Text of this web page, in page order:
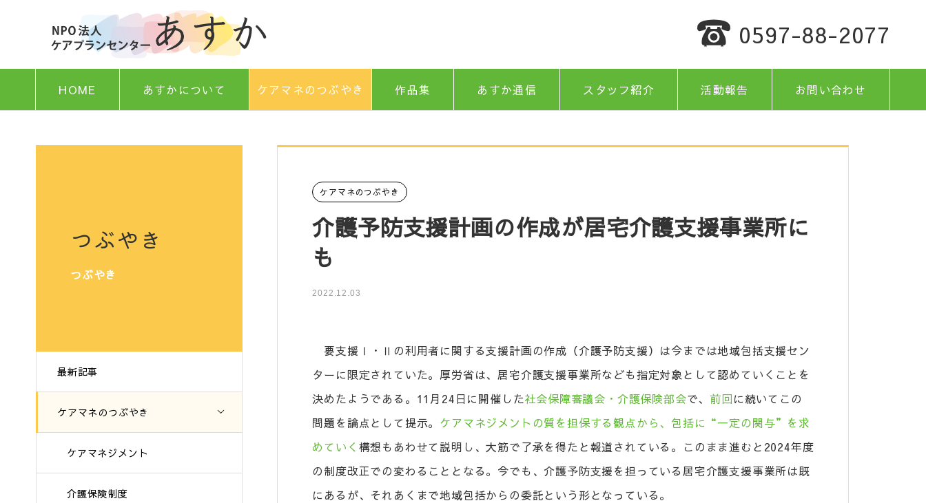
0597-88-2077
HOME あすかについて ケアマネのつぶやき 作品集 あすか通信 スタッフ紹介 活動報告 お問い合わせ
つぶやき
つぶやき
最新記事
ケアマネのつぶやき
ケアマネジメント
介護保険制度
ケアマネのつぶやき
介護予防支援計画の作成が居宅介護支援事業所に
も
2022.12.03
要支援Ⅰ・Ⅱの利用者に関する支援計画の作成（介護予防支援）は今までは地域包括支援セン
ターに限定されていた。厚労省は、居宅介護支援事業所なども指定対象として認めていくことを
決めたようである。11月24日に開催した社会保障審議会・介護保険部会で、 前回に続いてこの
問題を論点として提示。 ケアマネジメントの質を担保する観点から、包括に“一定の関与”を求
めていく 構想もあわせて説明し、大筋で了承を得たと報道されている。このまま進むと2024年度
の制度改正での変わることとなる。今でも、介護予防支援を担っている居宅介護支援事業所は既
にあるが、それあくまで地域包括からの委託という形となっている。